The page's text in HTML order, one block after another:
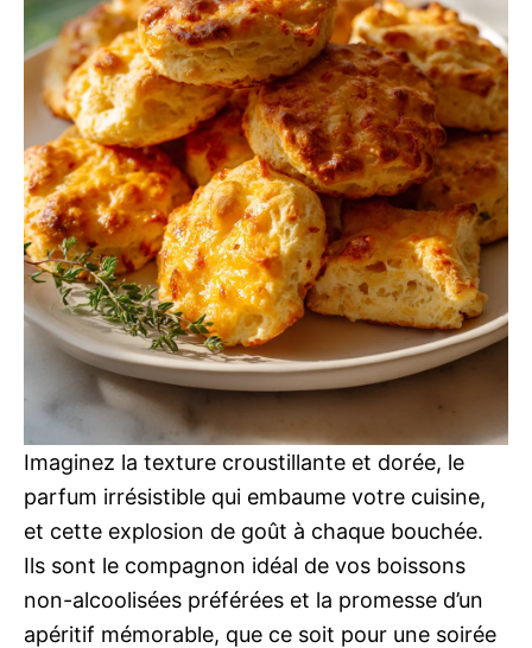
Imaginez la texture croustillante et dorée, le
parfum irrésistible qui embaume votre cuisine,
et cette explosion de goût à chaque bouchée.
Ils sont le compagnon idéal de vos boissons
non-alcoolisées préférées et la promesse d’un
apéritif mémorable, que ce soit pour une soirée